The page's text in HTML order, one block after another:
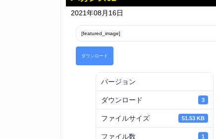
2021年08月16日
[featured_image]
ダウンロード
バージョン
ダウンロード 3
ファイルサイズ 51.53 KB
ファイル数 1